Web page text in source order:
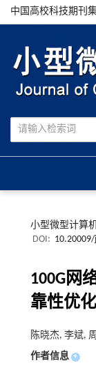
中国高校科技期刊
小型微型计算
DOI:
100G网
靠性优化
陈晓杰, 李斌,
作者信息 +